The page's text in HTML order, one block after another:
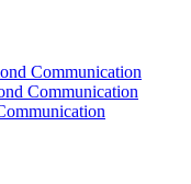
Communication
Communication